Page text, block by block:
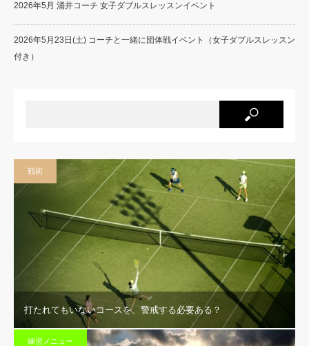
2026年5月 涌井コーチ 女子ダブルスレッスンイベント
2026年5月23日(土) コーチと一緒に団体戦イベント（女子ダブルスレッスン
付き）
戦術
打たれてもいないコースを、警戒する必要ある？
練習メニュー